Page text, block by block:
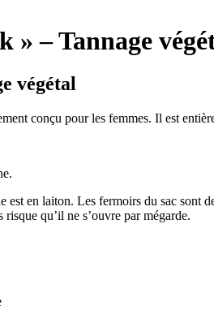
» – Tannage
végétal
conçu pour les femmes. Il est
en laiton. Les fermoirs du sac
qu’il ne s’ouvre par mégarde.